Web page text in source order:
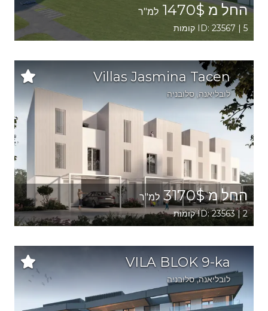
החל מ 1470$ למ"ר
ID: 23567 | 5 קומות
Villas Jasmina Tacen
לובליאנה, סלובניה
החל מ 3170$ למ"ר
ID: 23563 | 2 קומות
VILA BLOK 9-ka
לובליאנה, סלובניה